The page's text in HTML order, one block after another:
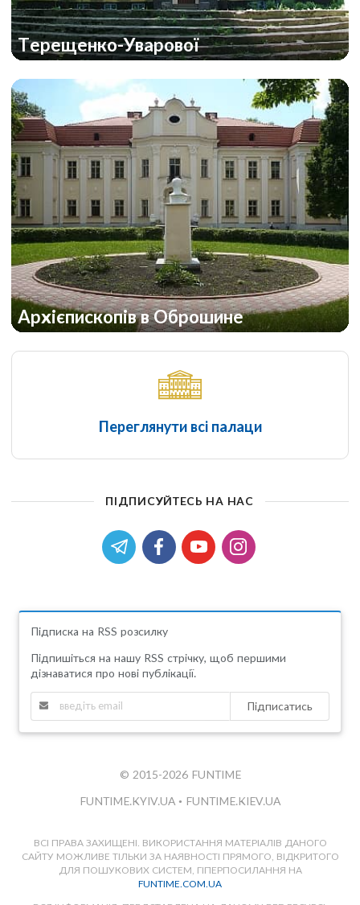
Терещенко-Уварової
Архієпископів в Оброшине
Переглянути всі палаци
ПІДПИСУЙТЕСЬ НА НАС
Підписка на RSS розсилку
Підпишіться на нашу RSS стрічку, щоб першими
дізнаватися про нові публікації.
Підписатись
© 2015-2026 FUNTIME
FUNTIME.KYIV.UA • FUNTIME.KIEV.UA
ВСІ ПРАВА ЗАХИЩЕНІ. ВИКОРИСТАННЯ МАТЕРІАЛІВ ДАНОГО
САЙТУ МОЖЛИВЕ ТІЛЬКИ ЗА НАЯВНОСТІ ПРЯМОГО, ВІДКРИТОГО
ДЛЯ ПОШУКОВИХ СИСТЕМ, ГІПЕРПОСИЛАННЯ НА
FUNTIME.COM.UA